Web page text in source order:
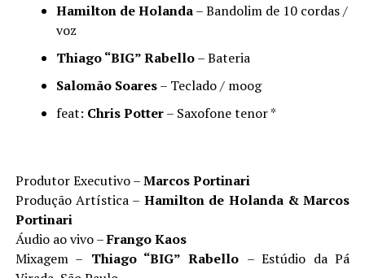
Hamilton de Holanda– Bandolim de 10 cordas /
voz
Thiago“BIG”Rabello– Bateria
Salomão Soares– Teclado / moog
feat: Chris Potter– Saxofone tenor *
Produtor Executivo –Marcos Portinari
Produção Artística – Hamilton de Holanda & Marcos
Portinari
Áudio ao vivo –Frango Kaos
Mixagem – Thiago “BIG”Rabello – Estúdio da Pá